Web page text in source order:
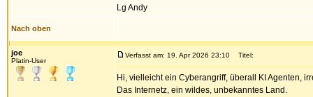
Lg Andy
Nach oben
joe
Platin-User
Verfasst am: 19. Apr 2026 23:10 Titel:
Hi, vielleicht ein Cyberangriff, überall KI Agenten,
Das Internetz, ein wildes, unbekanntes Land.